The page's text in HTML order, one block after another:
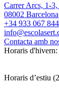
Carrer Arcs, 1-3,
08002 Barcelona
+34 933 067 844
Contacta amb
Horaris
Horaris d’estiu